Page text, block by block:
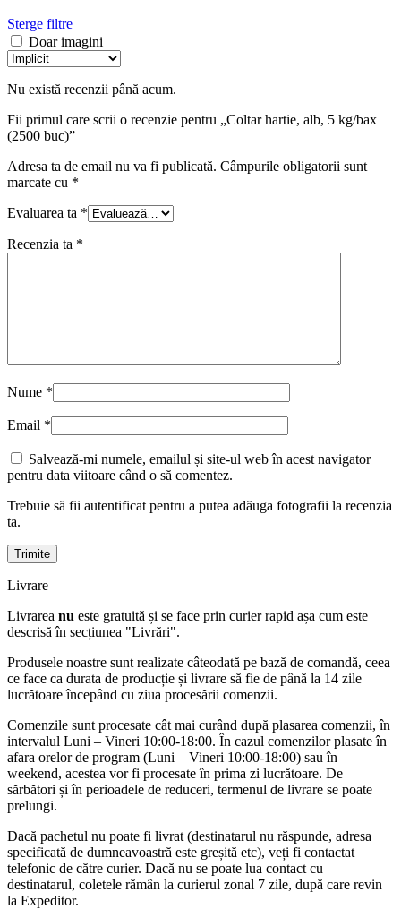
Sterge filtre
Doar imagini
Nu există recenzii până acum.
Fii primul care scrii o recenzie pentru „Coltar hartie, alb, 5 kg/bax
(2500 buc)”
Adresa ta de email nu va fi publicată. Câmpurile obligatorii sunt
marcate cu *
Evaluarea ta *
Recenzia ta *
Nume *
Email *
Salvează-mi numele, emailul și site-ul web în acest navigator
pentru data viitoare când o să comentez.
Trebuie să fii autentificat pentru a putea adăuga fotografii la recenzia
ta.
Livrare
Livrarea nu este gratuită și se face prin curier rapid așa cum este
descrisă în secțiunea "Livrări".
Produsele noastre sunt realizate câteodată pe bază de comandă, ceea
ce face ca durata de producție și livrare să fie de până la 14 zile
lucrătoare începând cu ziua procesării comenzii.
Comenzile sunt procesate cât mai curând după plasarea comenzii, în
intervalul Luni – Vineri 10:00-18:00. În cazul comenzilor plasate în
afara orelor de program (Luni – Vineri 10:00-18:00) sau în
weekend, acestea vor fi procesate în prima zi lucrătoare. De
sărbători și în perioadele de reduceri, termenul de livrare se poate
prelungi.
Dacă pachetul nu poate fi livrat (destinatarul nu răspunde, adresa
specificată de dumneavoastră este greșită etc), veți fi contactat
telefonic de către curier. Dacă nu se poate lua contact cu
destinatarul, coletele rămân la curierul zonal 7 zile, după care revin
la Expeditor.